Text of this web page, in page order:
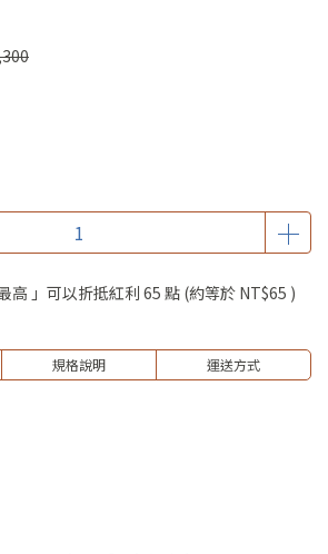
高 」可以折抵紅利 65 點 (約等於 NT$65 )
規格說明 運送方式